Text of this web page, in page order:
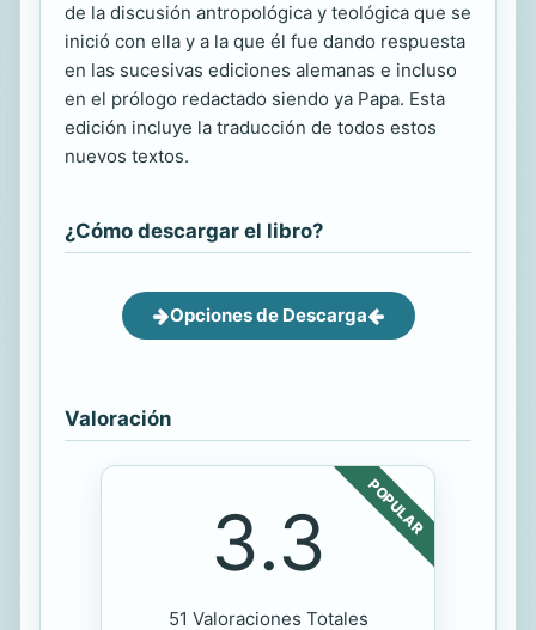
de la discusión antropológica y teológica que se
inició con ella y a la que él fue dando respuesta
en las sucesivas ediciones alemanas e incluso
en el prólogo redactado siendo ya Papa. Esta
edición incluye la traducción de todos estos
nuevos textos.
¿Cómo descargar el libro?
Opciones de Descarga
Valoración
POPULAR
3.3
51 Valoraciones Totales